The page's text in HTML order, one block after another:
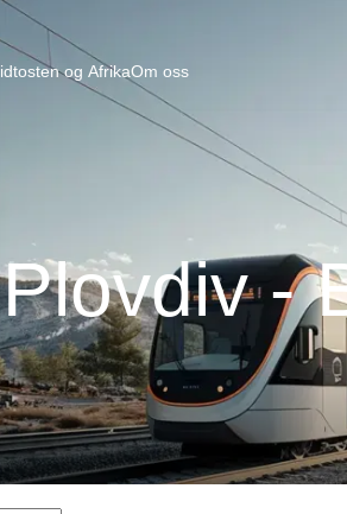
og AfrikaOm oss
Plovdiv -